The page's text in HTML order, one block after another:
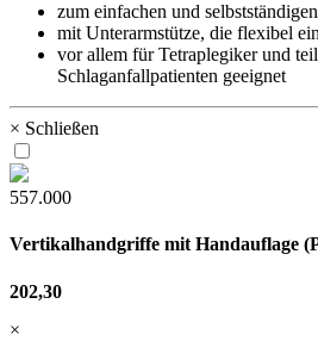
zum einfachen und
mit Unterarmstütze, die flexibel
vor allem für Tetraplegiker und
Schlaganfallpatienten geeignet
× Schließen
557.000
Vertikalhandgriffe mit Handauflage
202,30
×